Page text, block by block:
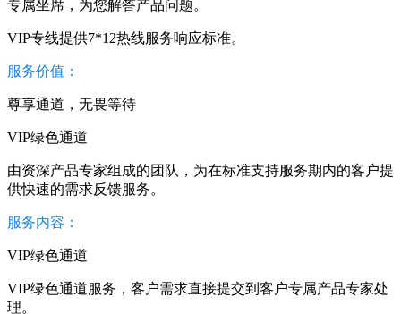
专属坐席，为您解答产品问题。
VIP专线提供7*12热线服务响应标准。
服务价值：
尊享通道，无畏等待
VIP绿色通道
由资深产品专家组成的团队，为在标准支持服务期内的客户提
供快速的需求反馈服务。
服务内容：
VIP绿色通道
VIP绿色通道服务，客户需求直接提交到客户专属产品专家处
理。